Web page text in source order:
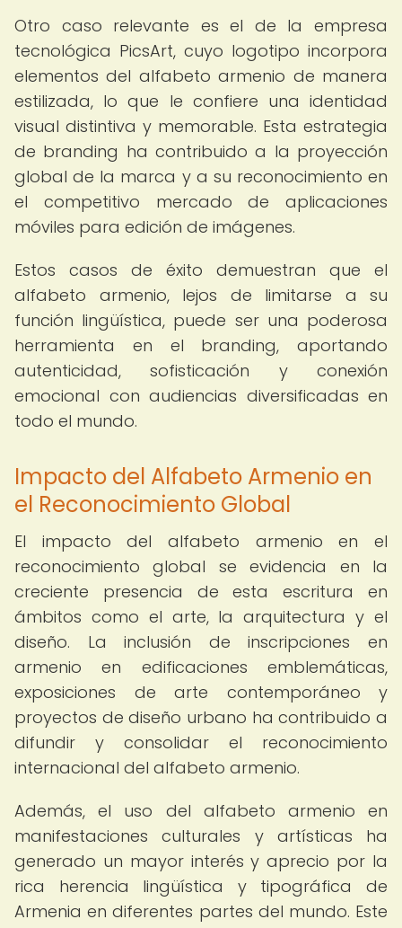
Otro caso relevante es el de la empresa
tecnológica PicsArt, cuyo logotipo incorpora
elementos del alfabeto armenio de manera
estilizada, lo que le confiere una identidad
visual distintiva y memorable. Esta estrategia
de branding ha contribuido a la proyección
global de la marca y a su reconocimiento en
el competitivo mercado de aplicaciones
móviles para edición de imágenes.
Estos casos de éxito demuestran que el
alfabeto armenio, lejos de limitarse a su
función lingüística, puede ser una poderosa
herramienta en el branding, aportando
autenticidad, sofisticación y conexión
emocional con audiencias diversificadas en
todo el mundo.
Impacto del Alfabeto Armenio en
el Reconocimiento Global
El impacto del alfabeto armenio en el
reconocimiento global se evidencia en la
creciente presencia de esta escritura en
ámbitos como el arte, la arquitectura y el
diseño. La inclusión de inscripciones en
armenio en edificaciones emblemáticas,
exposiciones de arte contemporáneo y
proyectos de diseño urbano ha contribuido a
difundir y consolidar el reconocimiento
internacional del alfabeto armenio.
Además, el uso del alfabeto armenio en
manifestaciones culturales y artísticas ha
generado un mayor interés y aprecio por la
rica herencia lingüística y tipográfica de
Armenia en diferentes partes del mundo. Este